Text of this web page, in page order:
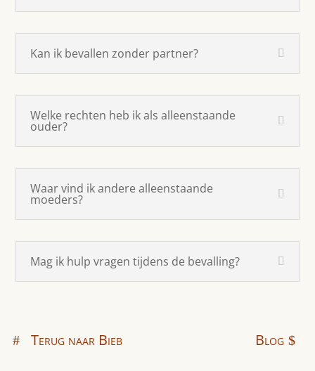
Kan ik bevallen zonder partner?
Welke rechten heb ik als alleenstaande
ouder?
Waar vind ik andere alleenstaande
moeders?
Mag ik hulp vragen tijdens de bevalling?
Terug naar Bieb Blog